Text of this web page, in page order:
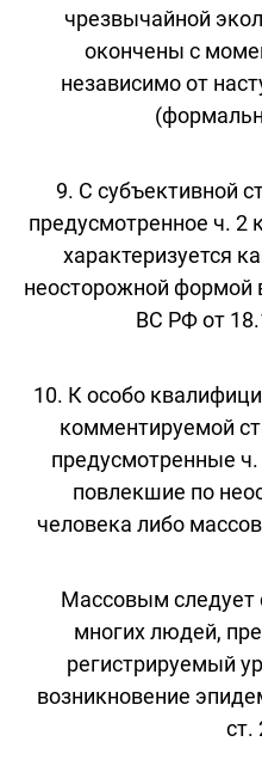
чрезвычайной
окончены с
независимо от
9. С субъективной
предусмотренное ч. 2
характеризуется
неосторожной формой
ВС РФ от
10. К особо
комментируемой
предусмотренные ч.
повлекшие по
человека либо
Массовым следует
многих людей,
регистрируемый
возникновение
ст.